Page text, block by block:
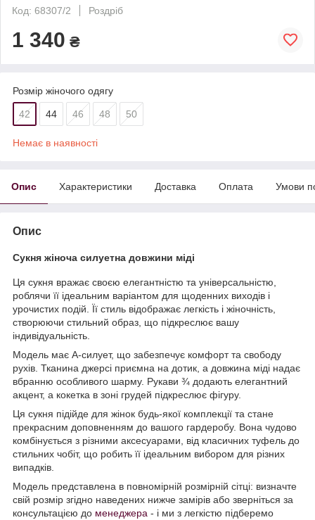
Код: 68307/2
Роздріб
1 340 ₴
Розмір жіночого одягу
42 44 46 48 50
Немає в наявності
Опис Характеристики Доставка Оплата Умови
Опис
Сукня жіноча силуетна довжини міді
Ця сукня вражає своєю елегантністю та універсальністю,
роблячи її ідеальним варіантом для щоденних виходів і
урочистих подій. Її стиль відображає легкість і жіночність,
створюючи стильний образ, що підкреслює вашу
індивідуальність.
Модель має А-силует, що забезпечує комфорт та свободу
рухів. Тканина джерсі приємна на дотик, а довжина міді надає
вбранню особливого шарму. Рукави ¾ додають елегантний
акцент, а кокетка в зоні грудей підкреслює фігуру.
Ця сукня підійде для жінок будь-якої комплекції та стане
прекрасним доповненням до вашого гардеробу. Вона чудово
комбінується з різними аксесуарами, від класичних туфель до
стильних чобіт, що робить її ідеальним вибором для різних
випадків.
Модель представлена в повномірній розмірній сітці: визначте
свій розмір згідно наведених нижче замірів або зверніться за
консультацією до менеджера - і ми з легкістю підберемо